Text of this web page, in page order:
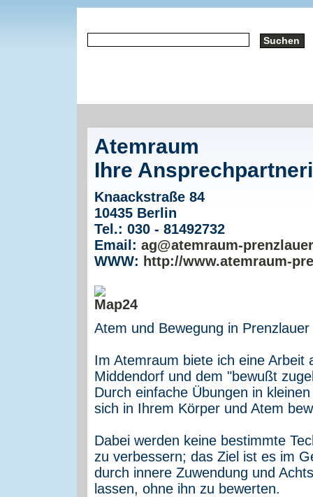
Atemraum
Ihre
Knaackstraße 84
10435 Berlin
Tel.: 030 - 81492732
Email: ag@atemraum-
WWW: http://www.atemraum-
Atem und Bewegung in
Im Atemraum biete ich eine
Middendorf und dem "bewußt
Durch einfache Übungen in
sich in Ihrem Körper und Atem
Dabei werden keine bestimmte
zu verbessern; das Ziel ist es im
durch innere Zuwendung und
lassen, ohne ihn zu bewerten.